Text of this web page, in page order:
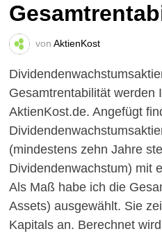
von AktienKost
Gesamtrentabilität werden
AktienKost.de. Angefügt
(mindestens zehn Jahre
Dividendenwachstum) mit
Als Maß habe ich die
Assets) ausgewählt. Sie
Kapitals an. Berechnet